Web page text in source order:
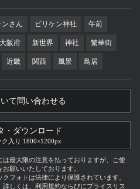
ンさん ビリケン神社 午前
大阪府 新世界 神社 繁華街
近畿 関西 風景 鳥居
て問い合わせる
・ダウンロード
入り 1800×1200px
最大限の注意を払っておりますが、ご使
願いいたしております。
フォトは法律により保護されています。
しくは、利用規約ならびにプライスリス